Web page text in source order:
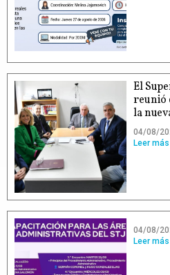
El
reunió
la
04/08/
Leer más
04/08/
Leer